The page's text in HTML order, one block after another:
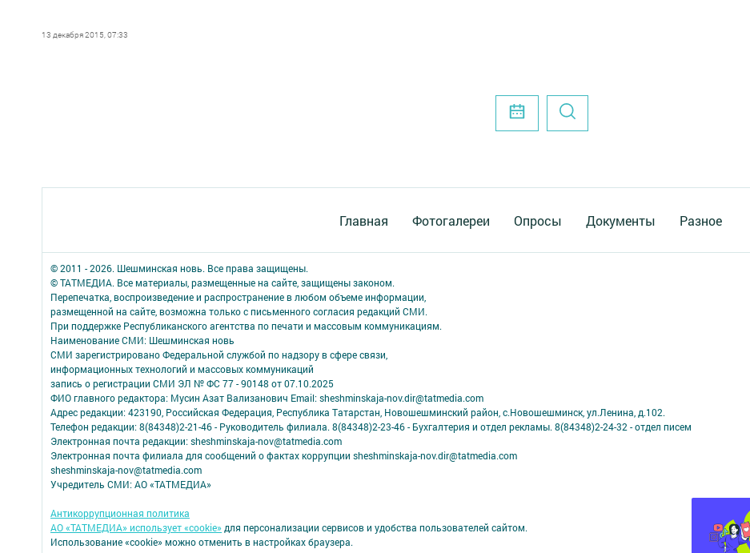
13 декабря 2015, 07:33
Главная Фотогалереи Опросы Документы Разное
© 2011 - 2026. Шешминская новь. Все права защищены.
© ТАТМЕДИА. Все материалы, размещенные на сайте, защищены законом.
Перепечатка, воспроизведение и распространение в любом объеме информации,
размещенной на сайте, возможна только с письменного согласия редакций СМИ.
При поддержке Республиканского агентства по печати и массовым коммуникациям.
Наименование СМИ: Шешминская новь
СМИ зарегистрировано Федеральной службой по надзору в сфере связи,
информационных технологий и массовых коммуникаций
запись о регистрации СМИ ЭЛ № ФС 77 - 90148 от 07.10.2025
ФИО главного редактора: Мусин Азат Вализанович Email: sheshminskaja-nov.dir@tatmedia.com
Адрес редакции: 423190, Российская Федерация, Республика Татарстан, Новошешминский район, с.Новошешминск, ул.Ленина, д.102.
Телефон редакции: 8(84348)2-21-46 - Руководитель филиала. 8(84348)2-23-46 - Бухгалтерия и отдел рекламы. 8(84348)2-24-32 - отдел писем
Электронная почта редакции: sheshminskaja-nov@tatmedia.com
Электронная почта филиала для сообщений о фактах коррупции sheshminskaja-nov.dir@tatmedia.com
sheshminskaja-nov@tatmedia.com
Учредитель СМИ: АО «ТАТМЕДИА»
Антикоррупционная политика
АО «ТАТМЕДИА» использует «cookie» для персонализации сервисов и удобства пользователей сайтом.
Использование «cookie» можно отменить в настройках браузера.